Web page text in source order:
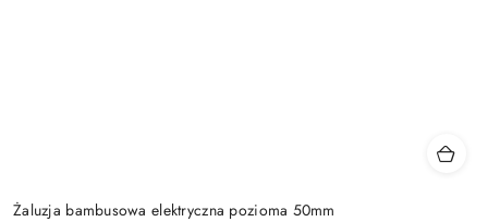
Żaluzja bambusowa elektryczna pozioma 50mm